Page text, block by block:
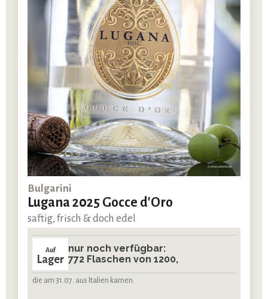
Bulgarini
Lugana 2025 Gocce d'Oro
saftig, frisch & doch edel
Auf
Lager
nur noch verfügbar:
772 Flaschen von 1200,
die am 31.07. aus Italien kamen.